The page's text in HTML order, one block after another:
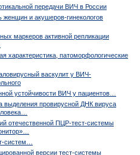
передачи ВИЧ в России
и акушеров-гинекологов
маркеров активной репликации
характеристика, патоморфологические
васкулит у ВИЧ-
устойчивости ВИЧ у пациентов…
выделения провирусной ДНК вируса
отечественной ПЦР-тест-системы
систем…
версии тест-системы